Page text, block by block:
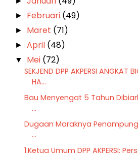
► Februari (49)
► Maret (71)
► April (48)
▼ Mei (72)
SEKJEND DPP AKPERSI ANGKAT
HA...
Bau Menyengat 5 Tahun
...
Dugaan Maraknya
...
1.Ketua Umum DPP AKPERSI: